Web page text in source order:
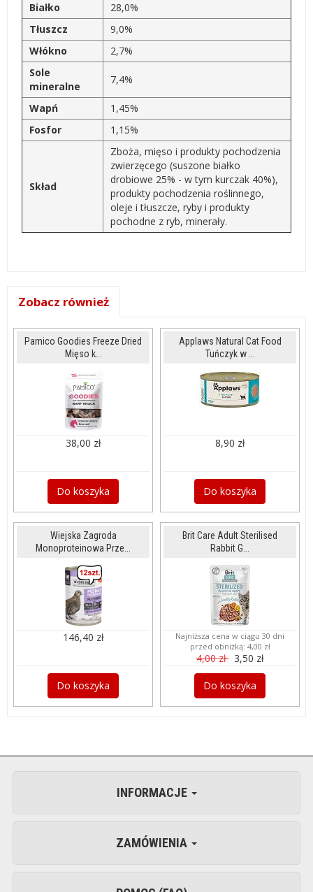
Białko
28,0%
Tłuszcz
9,0%
Włókno
2,7%
Sole
mineralne
7,4%
Wapń
1,45%
Fosfor
1,15%
Skład
Zboża, mięso i produkty pochodzenia
zwierzęcego (suszone białko
drobiowe 25% - w tym kurczak 40%),
produkty pochodzenia roślinnego,
oleje i tłuszcze, ryby i produkty
pochodne z ryb, minerały.
Zobacz również
Pamico Goodies Freeze Dried
Mięso k...
38,00 zł
Do koszyka
Applaws Natural Cat Food
Tuńczyk w ...
8,90 zł
Do koszyka
Wiejska Zagroda
Monoproteinowa Prze...
146,40 zł
Do koszyka
Brit Care Adult Sterilised
Rabbit G...
Najniższa cena w ciągu 30 dni
przed obniżką: 4,00 zł
4,00 zł 3,50 zł
Do koszyka
INFORMACJE
ZAMÓWIENIA